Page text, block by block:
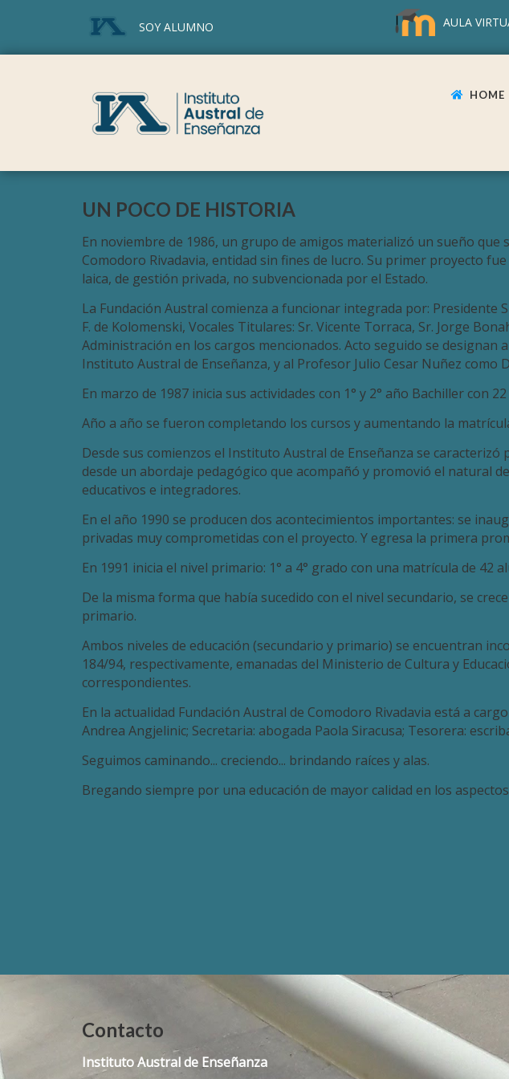
SOY ALUMNO AULA
HOME
UN POCO DE HISTORIA
En noviembre de 1986, un grupo de amigos materializó un sueño que
Comodoro Rivadavia, entidad sin fines de lucro. Su primer proyecto
laica, de gestión privada, no subvencionada por el Estado.
La Fundación Austral comienza a funcionar integrada por: Presidente
F. de Kolomenski, Vocales Titulares: Sr. Vicente Torraca, Sr. Jorge
Administración en los cargos mencionados. Acto seguido se designan
Instituto Austral de Enseñanza, y al Profesor Julio Cesar Nuñez
En marzo de 1987 inicia sus actividades con 1° y 2° año Bachiller con
Año a año se fueron completando los cursos y aumentando la
Desde sus comienzos el Instituto Austral de Enseñanza se
desde un abordaje pedagógico que acompañó y promovió el natural
educativos e integradores.
En el año 1990 se producen dos acontecimientos importantes: se
privadas muy comprometidas con el proyecto. Y egresa la primera
En 1991 inicia el nivel primario: 1° a 4° grado con una matrícula de
De la misma forma que había sucedido con el nivel secundario, se
primario.
Ambos niveles de educación (secundario y primario) se encuentran
184/94, respectivamente, emanadas del Ministerio de Cultura y
correspondientes.
En la actualidad Fundación Austral de Comodoro Rivadavia está a
Andrea Angjelinic; Secretaria: abogada Paola Siracusa; Tesorera:
Seguimos caminando... creciendo... brindando raíces y alas.
Bregando siempre por una educación de mayor calidad en los
Contacto
Instituto Austral de Enseñanza